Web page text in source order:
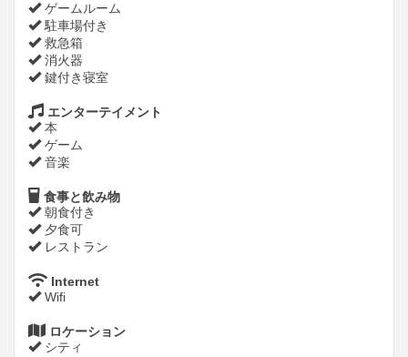
ゲームルーム
駐車場付き
救急箱
消火器
鍵付き寝室
エンターテイメント
本
ゲーム
音楽
食事と飲み物
朝食付き
夕食可
レストラン
Internet
Wifi
ロケーション
シティ